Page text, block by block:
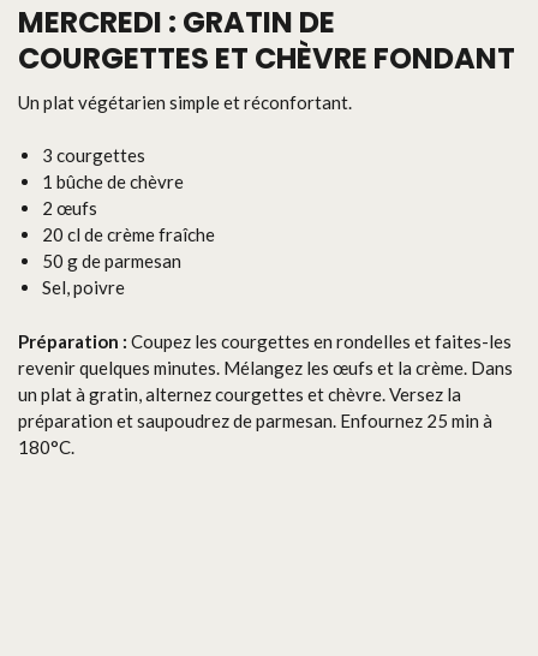
MERCREDI : GRATIN DE
COURGETTES ET CHÈVRE FONDANT
Un plat végétarien simple et réconfortant.
3 courgettes
1 bûche de chèvre
2 œufs
20 cl de crème fraîche
50 g de parmesan
Sel, poivre
Préparation : Coupez les courgettes en rondelles et faites-les
revenir quelques minutes. Mélangez les œufs et la crème. Dans
un plat à gratin, alternez courgettes et chèvre. Versez la
préparation et saupoudrez de parmesan. Enfournez 25 min à
180°C.